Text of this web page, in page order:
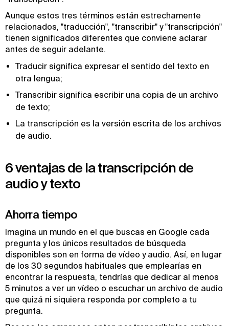
Aunque estos tres términos están estrechamente
relacionados, "traducción", "transcribir" y "transcripción"
tienen significados diferentes que conviene aclarar
antes de seguir adelante.
Traducir significa expresar el sentido del texto en
otra lengua;
Transcribir significa escribir una copia de un archivo
de texto;
La transcripción es la versión escrita de los archivos
de audio.
6 ventajas de la transcripción de
audio y texto
Ahorra tiempo
Imagina un mundo en el que buscas en Google cada
pregunta y los únicos resultados de búsqueda
disponibles son en forma de vídeo y audio. Así, en lugar
de los 30 segundos habituales que emplearías en
encontrar la respuesta, tendrías que dedicar al menos
5 minutos a ver un vídeo o escuchar un archivo de audio
que quizá ni siquiera responda por completo a tu
pregunta.